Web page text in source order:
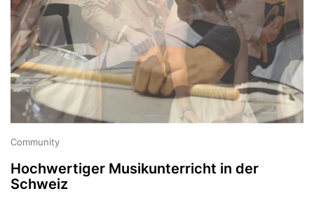
Community
Hochwertiger Musikunterricht in der
Schweiz